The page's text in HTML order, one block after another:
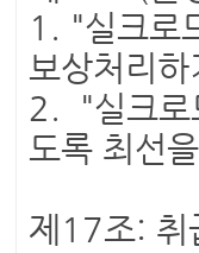
1. "실크로
보상처리
2. "실크로
도록 최선
제17조: 취